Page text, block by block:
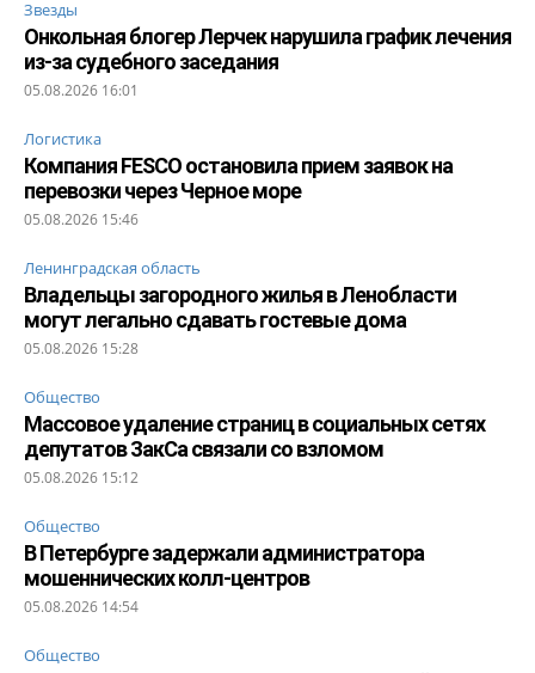
Звезды
Онкольная блогер Лерчек нарушила график лечения
из-за судебного заседания
05.08.2026 16:01
Логистика
Компания FESCO остановила прием заявок на
перевозки через Черное море
05.08.2026 15:46
Ленинградская область
Владельцы загородного жилья в Ленобласти
могут легально сдавать гостевые дома
05.08.2026 15:28
Общество
Массовое удаление страниц в социальных сетях
депутатов ЗакСа связали со взломом
05.08.2026 15:12
Общество
В Петербурге задержали администратора
мошеннических колл-центров
05.08.2026 14:54
Общество